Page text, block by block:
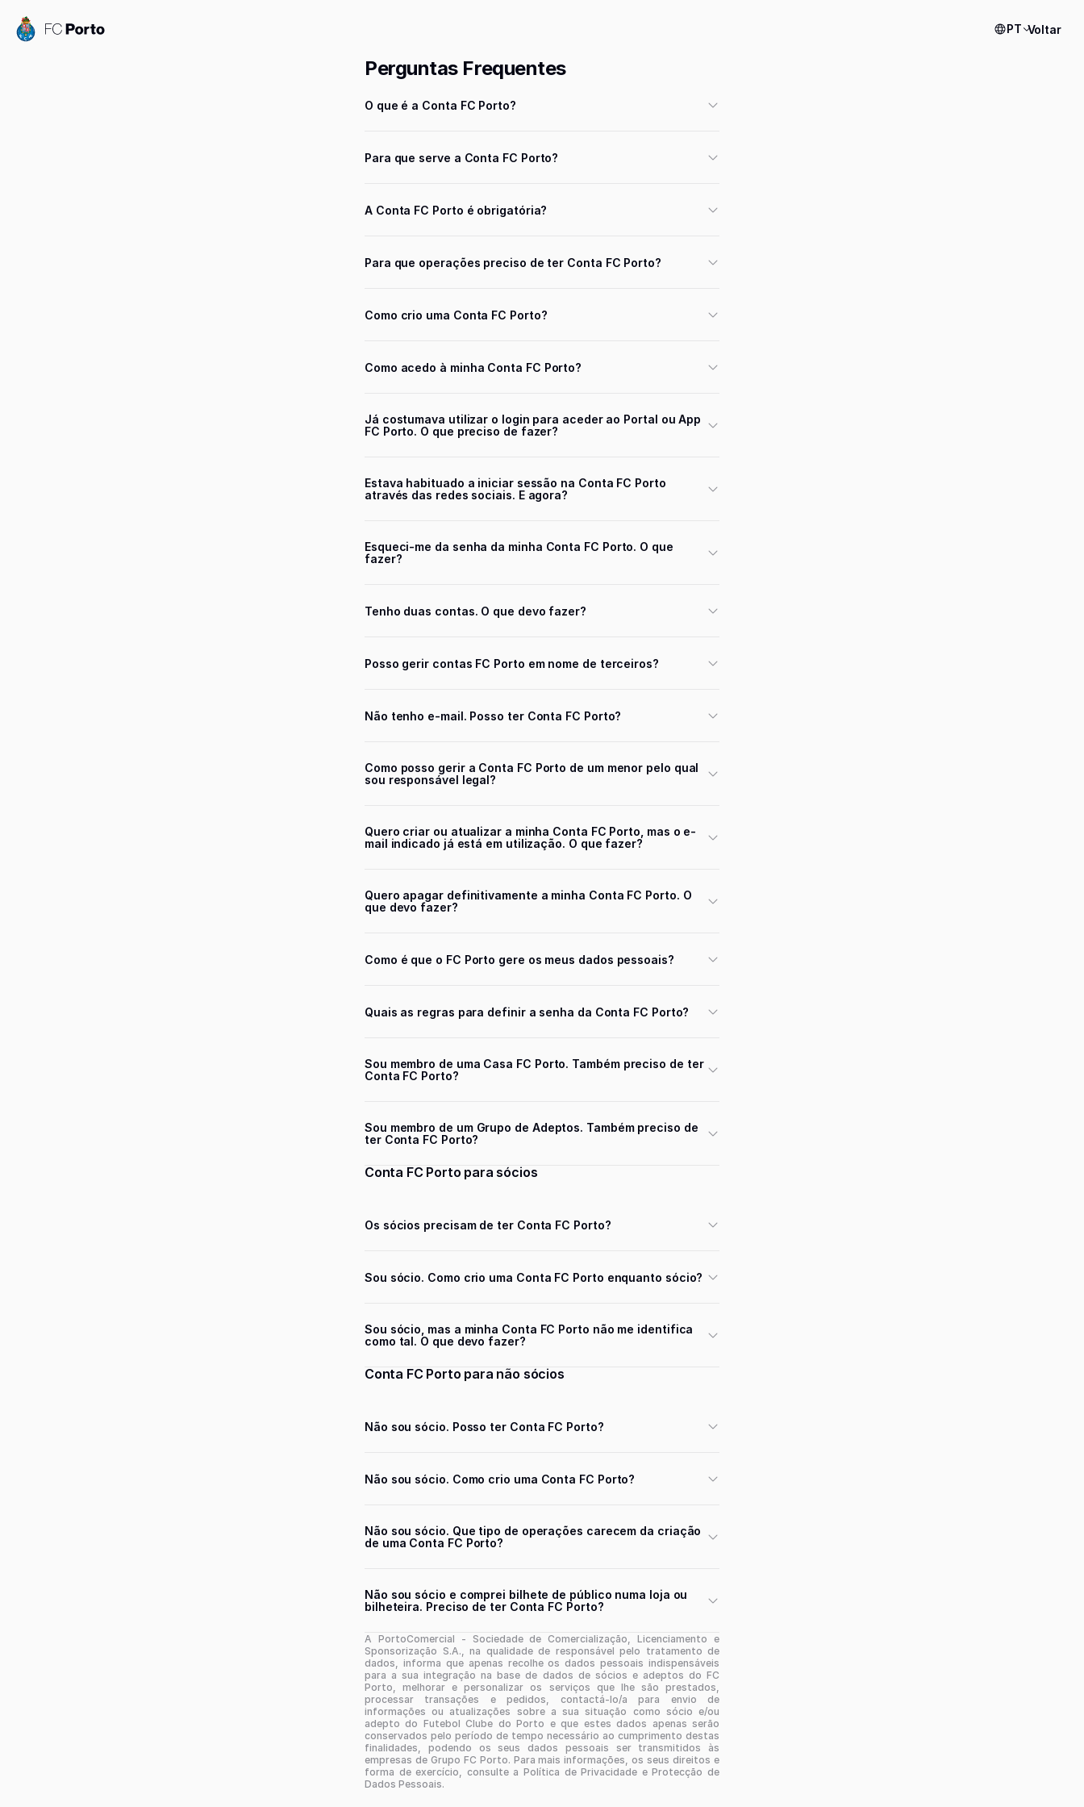
PT Voltar
Perguntas Frequentes
O que é a Conta FC Porto?
Para que serve a Conta FC Porto?
A Conta FC Porto é obrigatória?
Para que operações preciso de ter Conta FC Porto?
Como crio uma Conta FC Porto?
Como acedo à minha Conta FC Porto?
Já costumava utilizar o login para aceder ao Portal ou App
FC Porto. O que preciso de fazer?
Estava habituado a iniciar sessão na Conta FC Porto
através das redes sociais. E agora?
Esqueci-me da senha da minha Conta FC Porto. O que
fazer?
Tenho duas contas. O que devo fazer?
Posso gerir contas FC Porto em nome de terceiros?
Não tenho e-mail. Posso ter Conta FC Porto?
Como posso gerir a Conta FC Porto de um menor pelo qual
sou responsável legal?
Quero criar ou atualizar a minha Conta FC Porto, mas o e-
mail indicado já está em utilização. O que fazer?
Quero apagar definitivamente a minha Conta FC Porto. O
que devo fazer?
Como é que o FC Porto gere os meus dados pessoais?
Quais as regras para definir a senha da Conta FC Porto?
Sou membro de uma Casa FC Porto. Também preciso de ter
Conta FC Porto?
Sou membro de um Grupo de Adeptos. Também preciso de
ter Conta FC Porto?
Conta FC Porto para sócios
Os sócios precisam de ter Conta FC Porto?
Sou sócio. Como crio uma Conta FC Porto enquanto sócio?
Sou sócio, mas a minha Conta FC Porto não me identifica
como tal. O que devo fazer?
Conta FC Porto para não sócios
Não sou sócio. Posso ter Conta FC Porto?
Não sou sócio. Como crio uma Conta FC Porto?
Não sou sócio. Que tipo de operações carecem da criação
de uma Conta FC Porto?
Não sou sócio e comprei bilhete de público numa loja ou
bilheteira. Preciso de ter Conta FC Porto?
A PortoComercial - Sociedade de Comercialização, Licenciamento e
Sponsorização S.A., na qualidade de responsável pelo tratamento de
dados, informa que apenas recolhe os dados pessoais indispensáveis
para a sua integração na base de dados de sócios e adeptos do FC
Porto, melhorar e personalizar os serviços que lhe são prestados,
processar transações e pedidos, contactá-lo/a para envio de
informações ou atualizações sobre a sua situação como sócio e/ou
adepto do Futebol Clube do Porto e que estes dados apenas serão
conservados pelo período de tempo necessário ao cumprimento destas
finalidades, podendo os seus dados pessoais ser transmitidos às
empresas de Grupo FC Porto. Para mais informações, os seus direitos e
forma de exercício, consulte a Política de Privacidade e Protecção de
Dados Pessoais.